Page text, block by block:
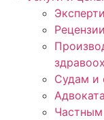
Рецензии
Судам и